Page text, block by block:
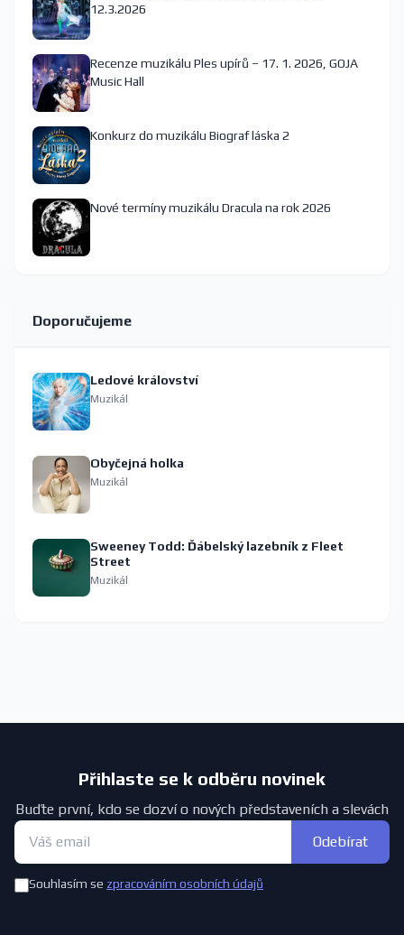
12.3.2026
Recenze muzikálu Ples upírů – 17. 1. 2026, GOJA
Music Hall
Konkurz do muzikálu Biograf láska 2
Nové termíny muzikálu Dracula na rok 2026
Doporučujeme
Ledové království
Muzikál
Obyčejná holka
Muzikál
Sweeney Todd: Ďábelský lazebník z Fleet
Street
Muzikál
Přihlaste se k odběru novinek
Buďte první, kdo se dozví o nových představeních a slevách
Odebírat
Souhlasím se zpracováním osobních údajů